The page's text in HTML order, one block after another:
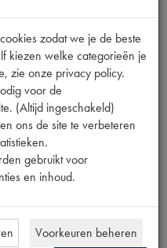
[PW 1]
excl. btw)
Info Bestel
zodat we je de beste
kiezen welke categorieën je
zie onze privacy policy.
voor de
(Altijd ingeschakeld)
ons de site te verbeteren
gebruikt voor
en inhoud.
Voorkeuren beheren